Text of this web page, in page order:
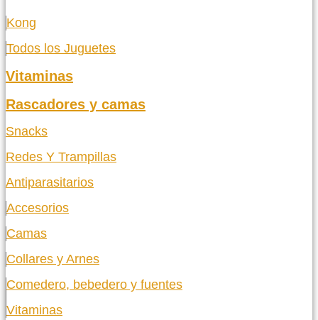
Kong
Todos los Juguetes
Vitaminas
Rascadores y camas
Snacks
Redes Y Trampillas
Antiparasitarios
Accesorios
Camas
Collares y Arnes
Comedero, bebedero y fuentes
Vitaminas